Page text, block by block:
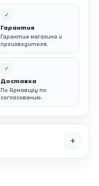
✓
Гарантия
Гарантия магазина и
производителя.
✓
Доставка
По Армавиру по
согласованию.